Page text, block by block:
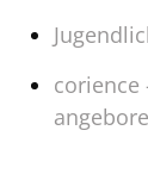
corience